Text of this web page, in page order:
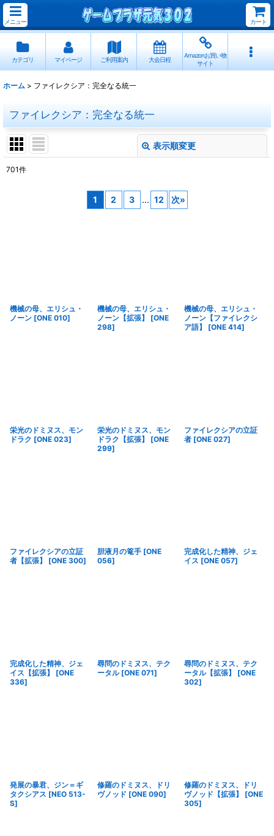
メニュー カート
カテゴリ マイページ ご利用案内 大会日程
Amazonお買い物
サイト
ホーム > ファイレクシア：完全なる統一
ファイレクシア：完全なる統一
表示順変更
701件
1 2 3 ... 12 次»
機械の母、エリシュ・
ノーン [ONE 010]
機械の母、エリシュ・
ノーン【拡張】
[ONE
298]
機械の母、エリシュ・
ノーン【ファイレクシ
ア語】
[ONE 414]
栄光のドミヌス、モン
ドラク [ONE 023]
栄光のドミヌス、モン
ドラク【拡張】
[ONE
299]
ファイレクシアの立証
者 [ONE 027]
ファイレクシアの立証
者【拡張】
[ONE 300]
胆液月の篭手 [ONE
056]
完成化した精神、ジェ
イス [ONE 057]
完成化した精神、ジェ
イス【拡張】
[ONE
336]
尋問のドミヌス、テク
ータル [ONE 071]
尋問のドミヌス、テク
ータル【拡張】
[ONE
302]
発展の暴君、ジン＝ギ
タクシアス [NEO 513-
S]
修羅のドミヌス、ドリ
ヴノッド [ONE 090]
修羅のドミヌス、ドリ
ヴノッド【拡張】
[ONE
305]